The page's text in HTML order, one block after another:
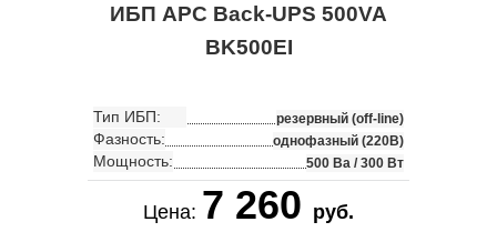
ИБП APC Back-UPS 500VA
BK500EI
Тип ИБП: резервный (off-line)
Фазность: однофазный (220В)
Мощность: 500 Ва / 300 Вт
Цена: 7 260 руб.